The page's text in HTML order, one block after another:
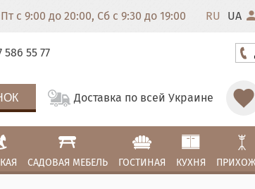
с 9:00 до 20:00, Сб с 9:30 до 19:00 RU UA
586 55 77
Доставка по всей Украине
САДОВАЯ МЕБЕЛЬ ГОСТИНАЯ КУХНЯ